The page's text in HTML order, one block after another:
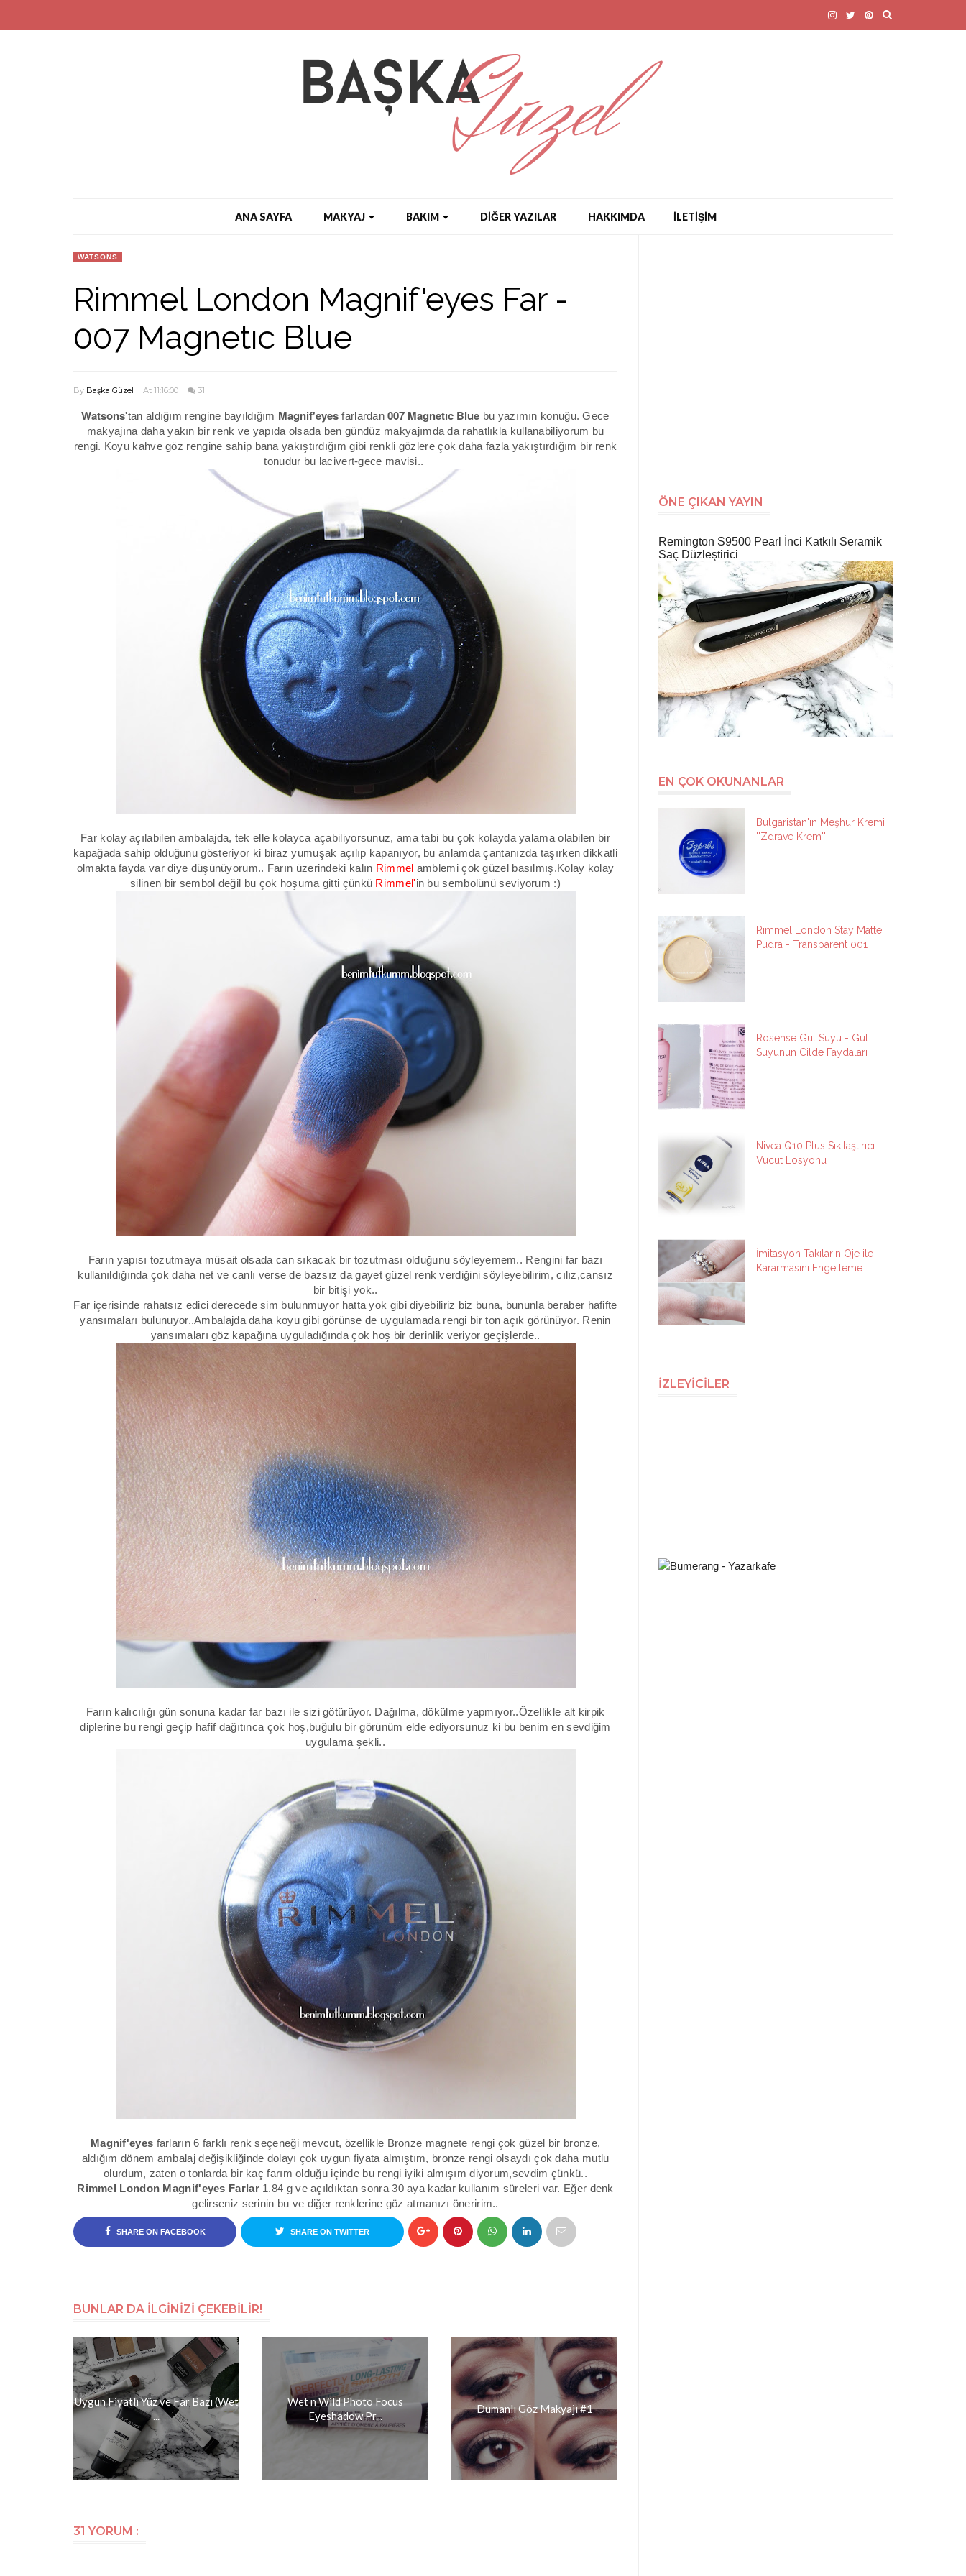
ANA SAYFA MAKYAJ BAKIM DİĞER YAZILAR HAKKIMDA İLETİŞİM
WATSONS
Rimmel London Magnif'eyes Far -
007 Magnetıc Blue
By Başka Güzel At 11:16:00 31
Watsons'tan aldığım rengine bayıldığım Magnif'eyes farlardan007 Magnetıc Blue bu yazımın konuğu. Gece
makyajına daha yakın bir renk ve yapıda olsada ben gündüz makyajımda da rahatlıkla kullanabiliyorum bu
rengi. Koyu kahve göz rengine sahip bana yakıştırdığım gibi renkli gözlere çok daha fazla yakıştırdığım bir renk
tonudur bu lacivert-gece mavisi..
Far kolay açılabilen ambalajda, tek elle kolayca açabiliyorsunuz, ama tabi bu çok kolayda yalama olabilen bir
kapağada sahip olduğunu gösteriyor ki biraz yumuşak açılıp kapanıyor, bu anlamda çantanızda taşırken dikkatli
olmakta fayda var diye düşünüyorum.. Farın üzerindeki kalın Rimmel amblemi çok güzel basılmış.Kolay kolay
silinen bir sembol değil bu çok hoşuma gitti çünkü Rimmel'in bu sembolünü seviyorum :)
Farın yapısı tozutmaya müsait olsada can sıkacak bir tozutması olduğunu söyleyemem.. Rengini far bazı
kullanıldığında çok daha net ve canlı verse de bazsız da gayet güzel renk verdiğini söyleyebilirim, cılız,cansız
bir bitişi yok..
Far içerisinde rahatsız edici derecede sim bulunmuyor hatta yok gibi diyebiliriz biz buna, bununla beraber hafifte
yansımaları bulunuyor..Ambalajda daha koyu gibi görünse de uygulamada rengi bir ton açık görünüyor. Renin
yansımaları göz kapağına uyguladığında çok hoş bir derinlik veriyor geçişlerde..
Farın kalıcılığı gün sonuna kadar far bazı ile sizi götürüyor. Dağılma, dökülme yapmıyor..Özellikle alt kirpik
diplerine bu rengi geçip hafif dağıtınca çok hoş,buğulu bir görünüm elde ediyorsunuz ki bu benim en sevdiğim
uygulama şekli..
Magnif'eyes farların 6 farklı renk seçeneği mevcut, özellikle Bronze magnete rengi çok güzel bir bronze,
aldığım dönem ambalaj değişikliğinde dolayı çok uygun fiyata almıştım, bronze rengi olsaydı çok daha mutlu
olurdum, zaten o tonlarda bir kaç farım olduğu içinde bu rengi iyiki almışım diyorum,sevdim çünkü..
Rimmel London Magnif'eyes Farlar 1.84 g ve açıldıktan sonra 30 aya kadar kullanım süreleri var. Eğer denk
gelirseniz serinin bu ve diğer renklerine göz atmanızı öneririm..
SHARE ON FACEBOOK SHARE ON TWITTER
BUNLAR DA İLGİNİZİ ÇEKEBİLİR!
Uygun Fiyatlı Yüz ve Far Bazı (Wet
...
Wet n Wild Photo Focus
Eyeshadow Pr...
Dumanlı Göz Makyajı #1
31 YORUM :
ÖNE ÇIKAN YAYIN
Remington S9500 Pearl İnci Katkılı Seramik
Saç Düzleştirici
EN ÇOK OKUNANLAR
Bulgaristan'ın Meşhur Kremi
''Zdrave Krem''
Rimmel London Stay Matte
Pudra - Transparent 001
Rosense Gül Suyu - Gül
Suyunun Cilde Faydaları
Nivea Q10 Plus Sıkılaştırıcı
Vücut Losyonu
İmitasyon Takıların Oje ile
Kararmasını Engelleme
İZLEYİCİLER